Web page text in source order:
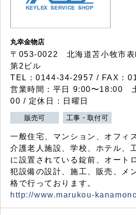
丸幸金物店
〒053-0022 北海道苫小牧市
第2ビル
TEL：0144-34-2957 / FAX：
営業時間：平日 9:00〜18:00
00 / 定休日：日曜日
販売可 工事・取付可
一般住宅、マンション、オフィ
介護老人施設、学校、ホテル、
に設置されている錠前、オート
犯設備の設計、施工、販売、メ
格で行っております。
http://www.marukou-